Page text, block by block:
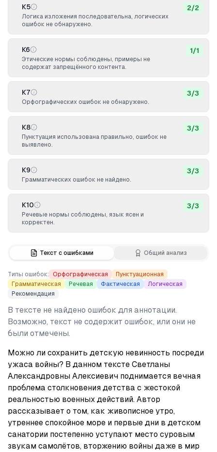
Текст с ошибками Общий анализ
Типы ошибок: Орфографическая
Пунктуационная
Грамматическая
Речевая Фактическая
Логическая
Рекомендация
В тексте не найдено ошибок для аннотации.
Возможно, текст не содержит ошибок, или они не
были отмечены.
Можно ли сохранить детскую невинность посреди
ужаса войны? В данном тексте Светланы
Александровны Алексиевич поднимается вечная
проблема столкновения детства с жестокой
реальностью военных действий. Автор
рассказывает о том, как живописное утро,
утреннее спокойное море и первые дни в детском
санатории постепенно уступают место суровым
звукам самолётов, вторжению войны даже в мир
К5
Логика изложения последовательна, логических
ошибок не обнаружено.
2/2
К6
Этические нормы соблюдены, примеры не
содержат запрещённого контента.
1/1
К7
Орфографических ошибок не обнаружено.
3/3
К8
Пунктуация использована правильно, ошибок не
выявлено.
3/3
К9
Грамматических ошибок не найдено.
3/3
К10
Речевые нормы соблюдены, язык ясен и
корректен.
3/3